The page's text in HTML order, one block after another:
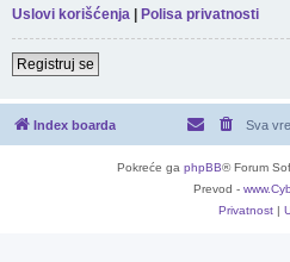
Uslovi korišćenja | Polisa privatnosti
Registruj se
Index boarda Sva
Pokreće ga phpBB® Forum
Prevod -
Privatnost |